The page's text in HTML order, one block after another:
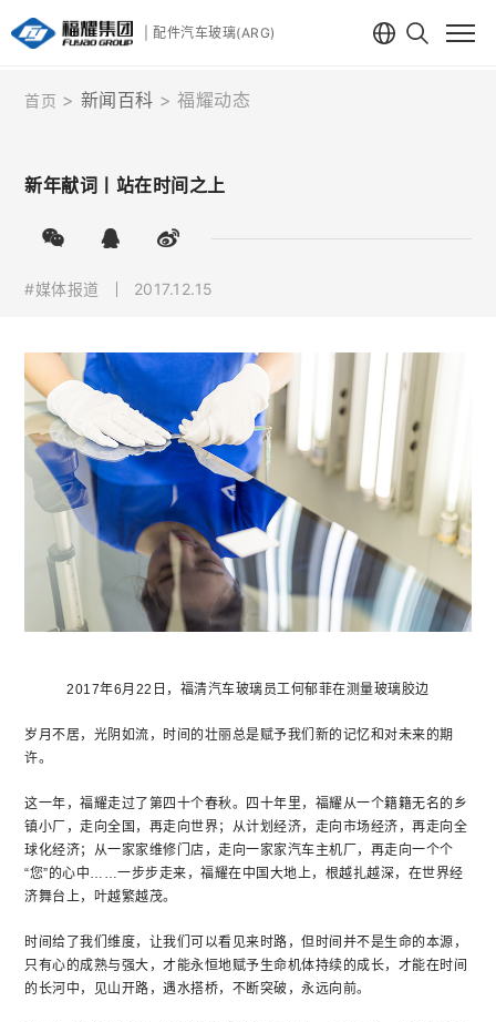
| 配件汽车玻璃(ARG)
首页 新闻百科 福耀动态
新年献词丨站在时间之上
#媒体报道 2017.12.15
2017年6月22日，福清汽车玻璃员工何郁菲在测量玻璃胶边
岁月不居，光阴如流，时间的壮丽总是赋予我们新的记忆和对未来的期
许。
这一年，福耀走过了第四十个春秋。四十年里，福耀从一个籍籍无名的乡
镇小厂，走向全国，再走向世界；从计划经济，走向市场经济，再走向全
球化经济；从一家家维修门店，走向一家家汽车主机厂，再走向一个个
“您”的心中……一步步走来，福耀在中国大地上，根越扎越深，在世界经
济舞台上，叶越繁越茂。
时间给了我们维度，让我们可以看见来时路，但时间并不是生命的本源，
只有心的成熟与强大，才能永恒地赋予生命机体持续的成长，才能在时间
的长河中，见山开路，遇水搭桥，不断突破，永远向前。